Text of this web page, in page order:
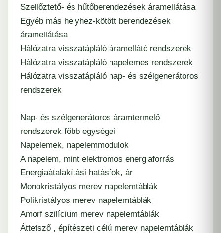
Szellőztető- és hűtőberendezések áramellátása
Egyéb más helyhez-kötött berendezések
áramellátása
Hálózatra visszatápláló áramellátó rendszerek
Hálózatra visszatápláló napelemes rendszerek
Hálózatra visszatápláló nap- és szélgenerátoros
rendszerek
Nap- és szélgenerátoros áramtermelő
rendszerek főbb egységei
Napelemek, napelemmodulok
A napelem, mint elektromos energiaforrás
Energiaátalakítási hatásfok, ár
Monokristályos merev napelemtáblák
Polikristályos merev napelemtáblák
Amorf szilícium merev napelemtáblák
Áttetsző , építészeti célú merev napelemtáblák